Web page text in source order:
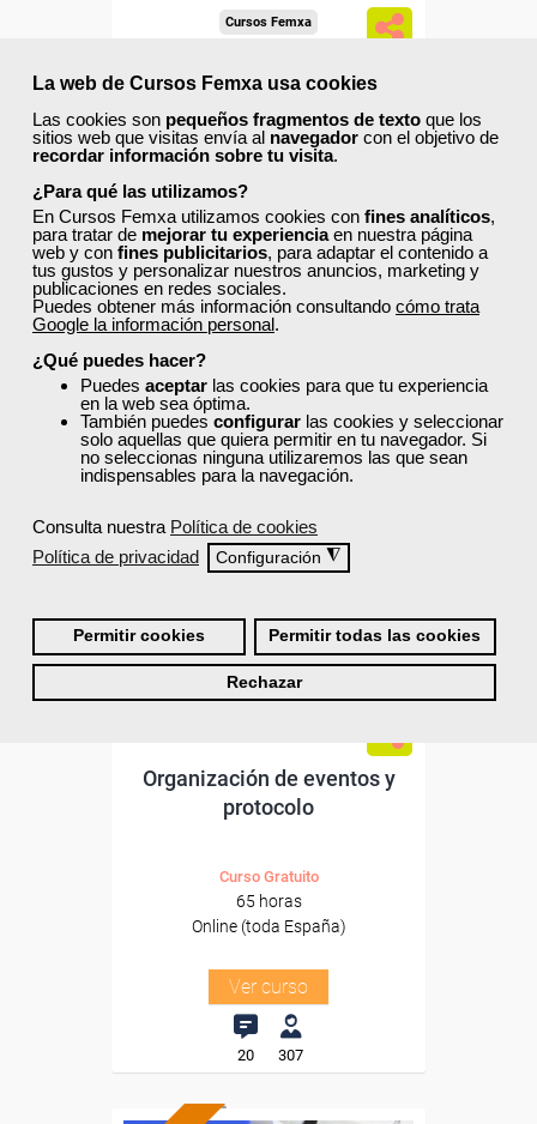
La web de Cursos Femxa usa cookies
Las cookies son pequeños fragmentos de texto que los
sitios web que visitas envía al navegador con el objetivo de
recordar información sobre tu visita.
¿Para qué las utilizamos?
En Cursos Femxa utilizamos cookies con fines analíticos,
para tratar de mejorar tu experienciaen nuestra página
web y con fines publicitarios, para adaptar el contenido a
tus gustos y personalizar nuestros anuncios, marketing y
publicaciones en redes sociales.
Puedes obtener más información consultando cómo trata
Google la información personal.
¿Qué puedes hacer?
Puedes aceptar las cookies para que tu experiencia
en la web sea óptima.
También puedes configurar las cookies y seleccionar
solo aquellas que quiera permitir en tu navegador. Si
no seleccionas ninguna utilizaremos las que sean
indispensables para la navegación.
Consulta nuestra Política de cookies
Política de privacidad
Configuración ◮
Permitir cookies Permitir todas las cookies
Rechazar
Cursos Femxa
Procedimientos básicos en el
sociales
125 horas
Online (toda España)
Ver curso
ONLINE
Formación 100%
Para desempleados,
trabajadores y autónomos.
Sector
-Hosteleria y Turismo.
Organización de eventos y
protocolo
Curso Gratuito
65 horas
Online (toda España)
Ver curso
20 307